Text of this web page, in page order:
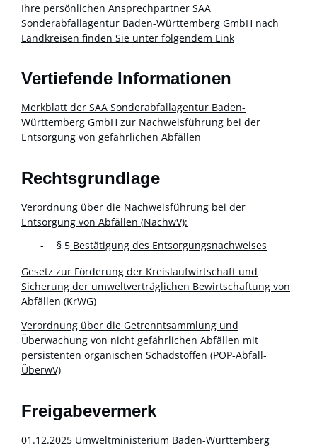
Ihre persönlichen Ansprechpartner SAA
Sonderabfallagentur Baden-Württemberg GmbH nach
Landkreisen finden Sie unter folgendem Link
Vertiefende Informationen
Merkblatt der SAA Sonderabfallagentur Baden-
Württemberg GmbH zur Nachweisführung bei der
Entsorgung von gefährlichen Abfällen
Rechtsgrundlage
Verordnung über die Nachweisführung bei der
Entsorgung von Abfällen (NachwV):
§ 5 Bestätigung des Entsorgungsnachweises
Gesetz zur Förderung der Kreislaufwirtschaft und
Sicherung der umweltverträglichen Bewirtschaftung von
Abfällen (KrWG)
Verordnung über die Getrenntsammlung und
Überwachung von nicht gefährlichen Abfällen mit
persistenten organischen Schadstoffen (POP-Abfall-
ÜberwV)
Freigabevermerk
01.12.2025 Umweltministerium Baden-Württemberg